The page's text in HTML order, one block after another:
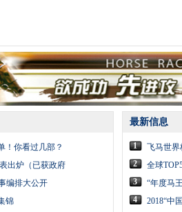
！你看过几部？
出炉（已获政府
编排大公开
锦
最新信息
1
飞马世界
2
全球
3
“年度马
4
2018“中